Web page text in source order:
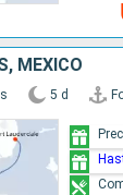
MÉXICO
5 d